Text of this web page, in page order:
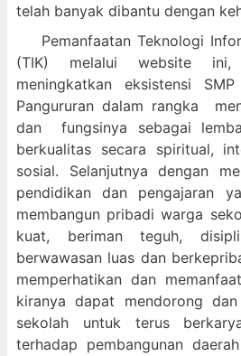
telah banyak dibantu dengan
Pemanfaatan Teknologi
(TIK) melalui website ini,
meningkatkan eksistensi
Pangururan dalam rangka
dan fungsinya sebagai
berkualitas secara spiritual,
sosial. Selanjutnya dengan
pendidikan dan pengajaran
membangun pribadi warga
kuat, beriman teguh,
berwawasan luas dan
memperhatikan dan
kiranya dapat mendorong
sekolah untuk terus
terhadap pembangunan